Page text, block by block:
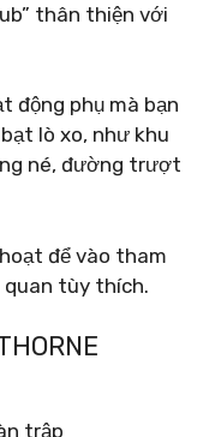
thân thiện với
động phụ mà bạn
lò xo, như khu
né, đường trượt
để vào tham
quan tùy thích.
trập